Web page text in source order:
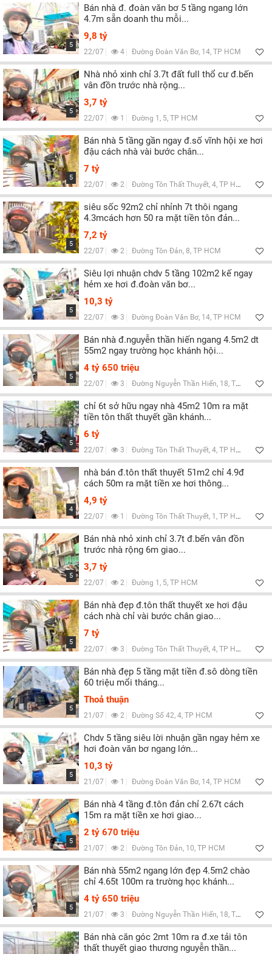
5
Bán nhà đ. đoàn văn bơ 5 tầng ngang lớn
4.7m sẵn doanh thu mỗi...
9,8 tỷ
22/07 4 Đường Đoàn Văn Bơ, 14, TP HCM
5
Nhà nhỏ xinh chỉ 3.7t đất full thổ cư đ.bến
vân đồn trước nhà rộng...
3,7 tỷ
22/07 1 Đường 1, 5, TP HCM
5
Bán nhà 5 tầng gần ngay đ.số vĩnh hội xe hơi
đậu cách nhà vài bước chân...
7 tỷ
22/07 2 Đường Tôn Thất Thuyết, 4, TP HCM
5
siêu sốc 92m2 chỉ nhỉnh 7t thôi ngang
4.3mcách hơn 50 ra mặt tiền tôn đản...
7,2 tỷ
22/07 2 Đường Tôn Đản, 8, TP HCM
5
Siêu lợi nhuận chdv 5 tầng 102m2 kế ngay
hẻm xe hơi đ.đoàn văn bơ...
10,3 tỷ
22/07 3 Đường Đoàn Văn Bơ, 14, TP HCM
5
Bán nhà đ.nguyễn thần hiến ngang 4.5m2 dt
55m2 ngay trường học khánh hội...
4 tỷ 650 triệu
22/07 3 Đường Nguyễn Thần Hiến, 18, TP HCM
5
chỉ 6t sở hữu ngay nhà 45m2 10m ra mặt
tiền tôn thất thuyết gần khánh...
6 tỷ
22/07 3 Đường Tôn Thất Thuyết, 4, TP HCM
4
nhà bán đ.tôn thất thuyết 51m2 chỉ 4.9đ
cách 50m ra mặt tiền xe hơi thông...
4,9 tỷ
22/07 1 Đường Tôn Thất Thuyết, 1, TP HCM
5
Bán nhà nhỏ xinh chỉ 3.7t đ.bến vân đồn
trước nhà rộng 6m giao...
3,7 tỷ
22/07 2 Đường 1, 5, TP HCM
5
Bán nhà đẹp đ.tôn thất thuyết xe hơi đậu
cách nhà chỉ vài bước chân giao...
7 tỷ
22/07 3 Đường Tôn Thất Thuyết, 4, TP HCM
5
Bán nhà đẹp 5 tầng mặt tiền đ.sô dòng tiền
60 triệu mổi tháng...
Thoả thuận
21/07 2 Đường Số 42, 4, TP HCM
5
Chdv 5 tầng siêu lời nhuận gần ngay hẻm xe
hơi đoàn văn bơ ngang lớn...
10,3 tỷ
21/07 1 Đường Đoàn Văn Bơ, 14, TP HCM
5
Bán nhà 4 tầng đ.tôn đản chỉ 2.67t cách
15m ra mặt tiền xe hơi giao...
2 tỷ 670 triệu
21/07 2 Đường Tôn Đản, 10, TP HCM
5
Bán nhà 55m2 ngang lớn đẹp 4.5m2 chào
chỉ 4.65t 100m ra trường học khánh...
4 tỷ 650 triệu
21/07 3 Đường Nguyễn Thần Hiến, 18, TP HCM
Bán nhà căn góc 2mt 10m ra đ.xe tải tôn
thất thuyết giao thương nguyễn thần...